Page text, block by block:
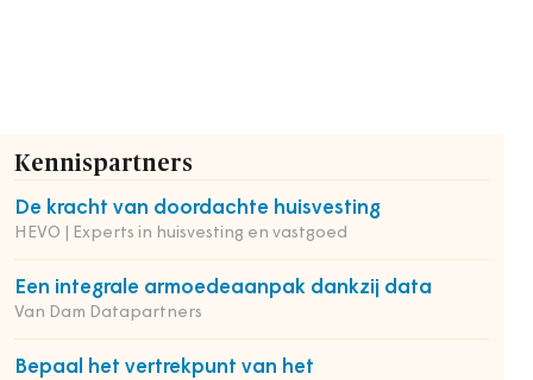
Kennispartners
De kracht van doordachte huisvesting
HEVO | Experts in huisvesting en vastgoed
Een integrale armoedeaanpak dankzij data
Van Dam Datapartners
Bepaal het vertrekpunt van het